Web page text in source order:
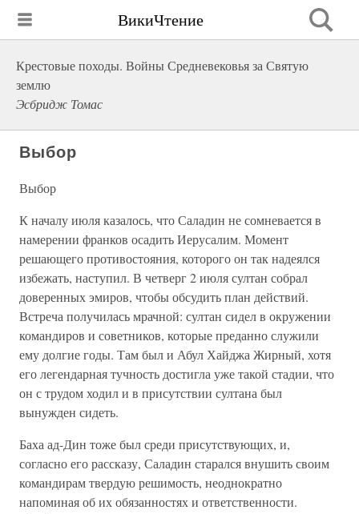
ВикиЧтение
Крестовые походы. Войны Средневековья за Святую
землю
Эсбридж Томас
Выбор
Выбор
К началу июля казалось, что Саладин не сомневается в
намерении франков осадить Иерусалим. Момент
решающего противостояния, которого он так надеялся
избежать, наступил. В четверг 2 июля султан собрал
доверенных эмиров, чтобы обсудить план действий.
Встреча получилась мрачной: султан сидел в окружении
командиров и советников, которые преданно служили
ему долгие годы. Там был и Абул Хайджа Жирный, хотя
его легендарная тучность достигла уже такой стадии, что
он с трудом ходил и в присутствии султана был
вынужден сидеть.
Баха ад-Дин тоже был среди присутствующих, и,
согласно его рассказу, Саладин старался внушить своим
командирам твердую решимость, неоднократно
напоминая об их обязанностях и ответственности.